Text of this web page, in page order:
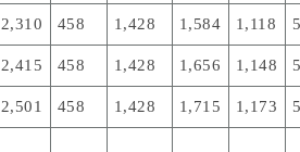
2,310 458 1,428 1,584 1,118
2,415 458 1,428 1,656 1,148
2,501 458 1,428 1,715 1,173